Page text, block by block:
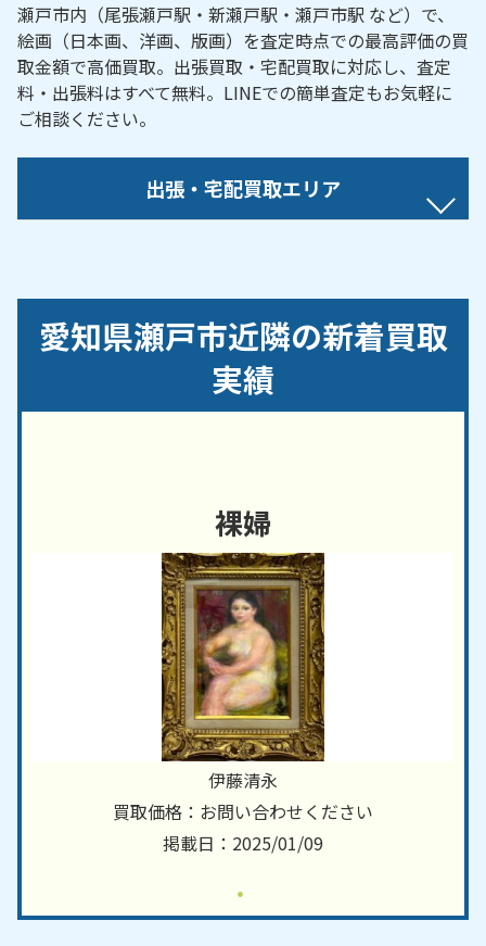
瀬戸市内（尾張瀬戸駅・新瀬戸駅・瀬戸市駅 など）で、
絵画（日本画、洋画、版画）を査定時点での最高評価の買
取金額で高価買取。出張買取・宅配買取に対応し、査定
料・出張料はすべて無料。LINEでの簡単査定もお気軽に
ご相談ください。
出張・宅配買取エリア
杏木町／一里塚町／井戸金町／今池町／今林町／井
山町／岩屋町／上之山町／内田町／馬ケ城町／蛭子
町／追分町／王子沢町／大坂町／大坪町／小金町／
上松山町／上水野町／上山路町／川合町／川北町／
川西町／川端町／川平町／ききょう台／北浦町／北
丘町／北白坂町／北松山町／北みずの坂／北山町／
北脇町／共栄通／京町／熊野町／蔵所町／效範町／
小坂町／古瀬戸町／小空町／瘤木町／駒前町／紺屋
田町／五位塚町／幸町／坂上町／栄町／さつき台／
塩草が丘／塩草町／品野町／下陣屋町／下半田川町
／白岩町／白坂町／城ケ根町／城屋敷町／新郷町／
新田町／進陶町／新道町／新明町／十軒町／定光寺
町／水南町／水北町／末広町／杉塚町／須原町／す
みれ台／せいれい町／背戸側町／瀬戸口町／惣作町
／曽野町／祖母懐町／太子町／高根町／宝ケ丘町／
町／陶栄町／陶原町／東郷町／藤四郎町／陶生町／
陶本町／東明町／鳥原町／道泉町／苗場町／仲切町
愛知県瀬戸市近隣の新着買取
実績
裸婦
伊藤清永
買取価格：お問い合わせください
掲載日：2025/01/09